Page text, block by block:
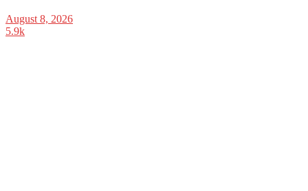
August 8, 2026
5.9k